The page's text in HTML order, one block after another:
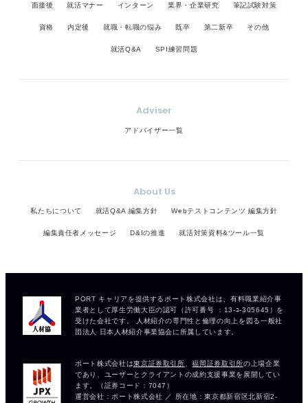
面接後 就活マナー インターン 業界・企業研究 筆記試験対策
資格 内定後 就職・転職の悩み 既卒 第二新卒 その他
就活Q&A SPI練習問題
Adviser
アドバイザー一覧
About Us
私たちについて 就活Q&A 編集方針 Webテストコンテンツ 編集方針
編集責任者メッセージ D&Iの推進 就活対策資料&ツール一覧